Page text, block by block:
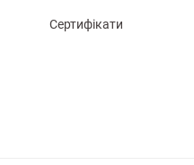
Сертифікати